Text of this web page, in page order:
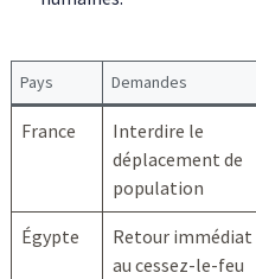
Pays Demandes
France
Interdire le
déplacement de
population
Égypte
Retour immédiat
au cessez-le-feu